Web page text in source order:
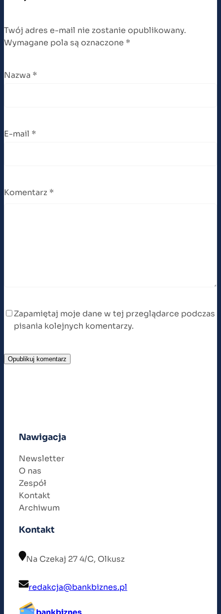
Twój adres e-mail nie zostanie opublikowany.
Wymagane pola są oznaczone *
Nazwa *
E-mail *
Komentarz *
Zapamiętaj moje dane w tej przeglądarce podczas
pisania kolejnych komentarzy.
Nawigacja
Newsletter
O nas
Zespół
Kontakt
Archiwum
Kontakt
Na Czekaj 27 4/C, Olkusz
redakcja@bankbiznes.pl